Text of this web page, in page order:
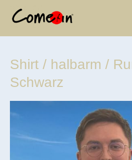
Shirt / halbarm /
Schwarz